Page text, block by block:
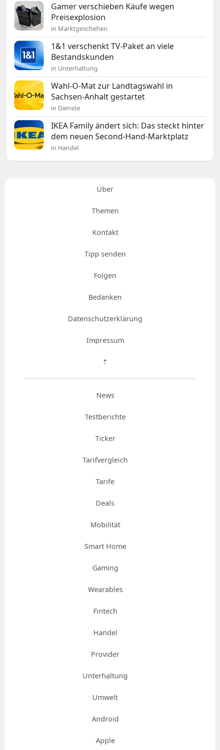
Gamer verschieben Käufe wegen
Preisexplosion
in Marktgeschehen
1&1 verschenkt TV-Paket an viele
Bestandskunden
in Unterhaltung
Wahl-O-Mat zur Landtagswahl in
Sachsen-Anhalt gestartet
in Dienste
IKEA Family ändert sich: Das steckt hinter
dem neuen Second-Hand-Marktplatz
in Handel
Über
Themen
Kontakt
Tipp senden
Folgen
Bedanken
Datenschutzerklärung
Impressum
⇡
News
Testberichte
Ticker
Tarifvergleich
Tarife
Deals
Mobilität
Smart Home
Gaming
Wearables
Fintech
Handel
Provider
Unterhaltung
Umwelt
Android
Apple